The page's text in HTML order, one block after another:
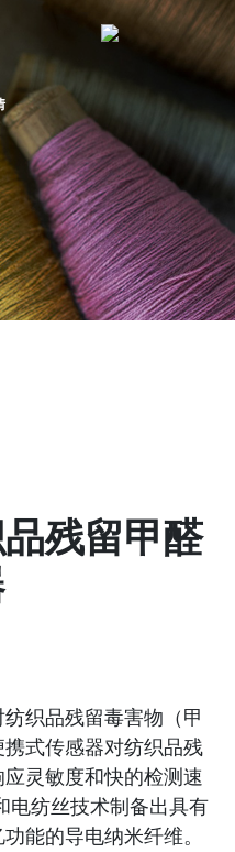
残留甲醛
织品残留毒害物（甲
式传感器对纺织品残
灵敏度和快的检测速
电纺丝技术制备出具有
能的导电纳米纤维。